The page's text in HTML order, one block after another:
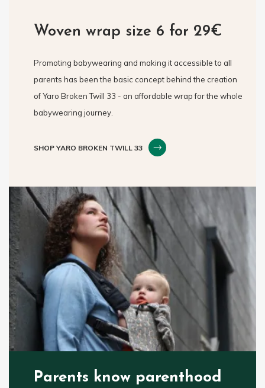
Woven wrap size 6 for 29€
Promoting babywearing and making it accessible to all
parents has been the basic concept behind the creation
of Yaro Broken Twill 33 - an affordable wrap for the whole
babywearing journey.
SHOP YARO BROKEN TWILL 33
Parents know parenthood